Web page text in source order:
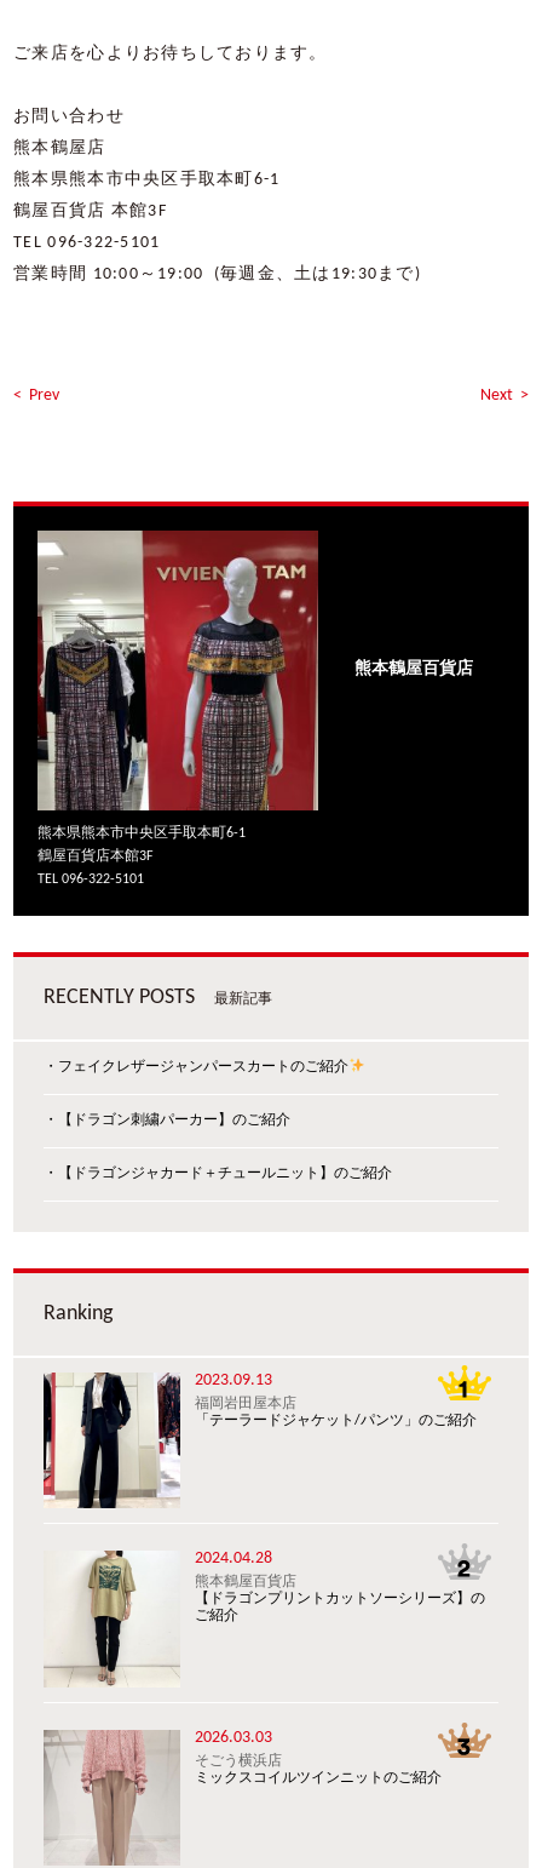
ご来店を心よりお待ちしております。
お問い合わせ
熊本鶴屋店
熊本県熊本市中央区手取本町 6-1
鶴屋百貨店 本館3F
TEL 096-322-5101
営業時間 10:00 ～ 19:00 (毎週金、土は 19:30 まで)
< Prev Next >
熊本鶴屋百貨店
熊本県熊本市中央区手取本町6-1
鶴屋百貨店本館3F
TEL 096-322-5101
RECENTLY POSTS 最新記事
・フェイクレザージャンパースカートのご紹介
・【ドラゴン刺繍パーカー】のご紹介
・【ドラゴンジャカード＋チュールニット】のご紹介
Ranking
2023.09.13
福岡岩田屋本店
「テーラードジャケット/パンツ」のご紹介
2024.04.28
熊本鶴屋百貨店
【ドラゴンプリントカットソーシリーズ】の
ご紹介
2026.03.03
そごう横浜店
ミックスコイルツインニットのご紹介